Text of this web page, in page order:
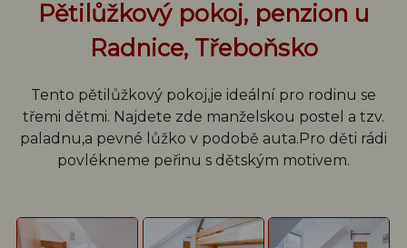
Pětilůžkový pokoj, penzion u
Radnice, Třeboňsko
Tento pětilůžkový pokoj,je ideální pro rodinu se
třemi dětmi. Najdete zde manželskou postel a tzv.
paladnu,a pevné lůžko v podobě auta.Pro děti rádi
povlékneme peřinu s dětským motivem.